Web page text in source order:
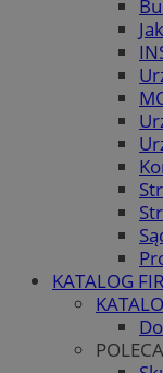
KATALOG